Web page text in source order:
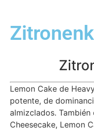
Lemon Cake de
potente, de
almizclados.
Cheesecake, Lemon